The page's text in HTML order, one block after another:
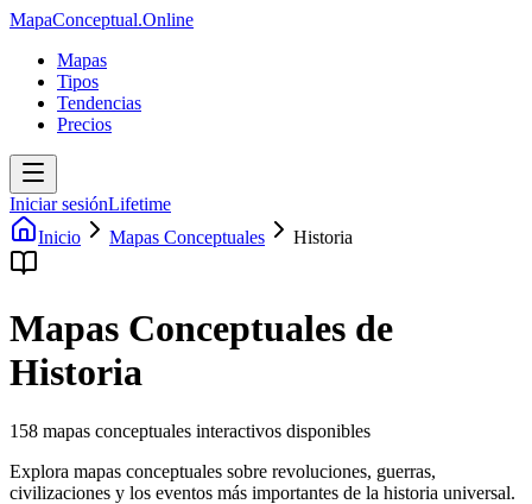
MapaConceptual.Online
Mapas
Tipos
Tendencias
Precios
Iniciar sesiónLifetime
Inicio
Mapas Conceptuales Historia
Mapas Conceptuales de
Historia
158 mapas conceptuales interactivos disponibles
Explora mapas conceptuales sobre revoluciones, guerras,
civilizaciones y los eventos más importantes de la historia universal.